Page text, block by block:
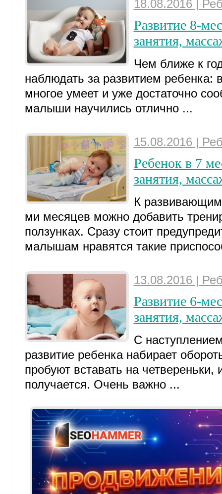
18.08.2016 |
Развитие 8-
занятия,
Чем ближе к
наблюдать за развитием ребенка:
многое умеет и уже достаточно
малыши научились отлично ...
15.08.2016 |
Ребенок в 7
занятия,
К
ми месяцев можно добавить
ползунках. Сразу стоит
малышам нравятся такие
13.08.2016 |
Развитие 6-
занятия,
С
развитие ребенка набирает
пробуют вставать на четвереньки,
получается. Очень важно ...